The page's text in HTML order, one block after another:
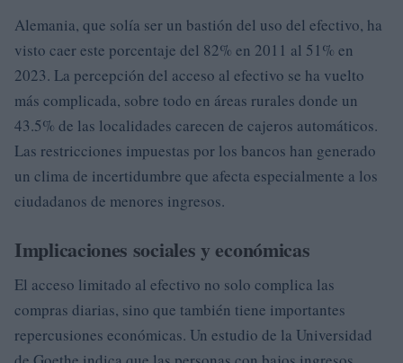
Alemania, que solía ser un bastión del uso del efectivo, ha
visto caer este porcentaje del 82% en 2011 al 51% en
2023. La percepción del acceso al efectivo se ha vuelto
más complicada, sobre todo en áreas rurales donde un
43.5% de las localidades carecen de cajeros automáticos.
Las restricciones impuestas por los bancos han generado
un clima de incertidumbre que afecta especialmente a los
ciudadanos de menores ingresos.
Implicaciones sociales y económicas
El acceso limitado al efectivo no solo complica las
compras diarias, sino que también tiene importantes
repercusiones económicas. Un estudio de la Universidad